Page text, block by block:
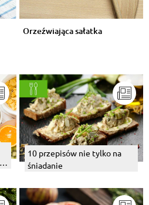
Orzeźwiająca sałatka
10 przepisów nie tylko na
śniadanie